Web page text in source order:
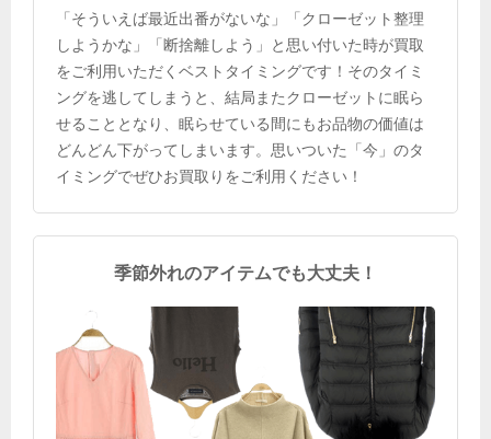
「そういえば最近出番がないな」「クローゼット整理
しようかな」「断捨離しよう」と思い付いた時が買取
をご利用いただくベストタイミングです！そのタイミ
ングを逃してしまうと、結局またクローゼットに眠ら
せることとなり、眠らせている間にもお品物の価値は
どんどん下がってしまいます。思いついた「今」のタ
イミングでぜひお買取りをご利用ください！
季節外れのアイテムでも大丈夫！